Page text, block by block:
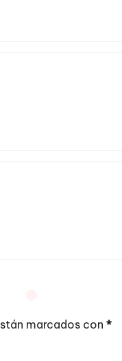
marcados con *